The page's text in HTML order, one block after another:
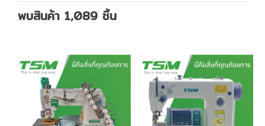
พบสินค้า 1,089 ชิ้น